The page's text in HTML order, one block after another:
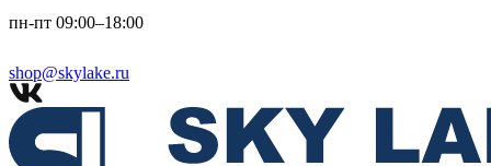
пн-пт 09:00–18:00
shop@skylake.ru